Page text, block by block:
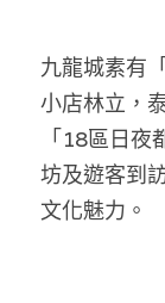
KOL 精
大衛sir
曾子晴 -
九龍城素有
小店林立，
「18區日
坊及遊客到
文化魅力。